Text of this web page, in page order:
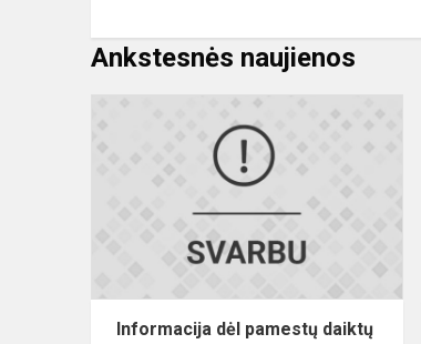
Ankstesnės naujienos
Informacija dėl pamestų daiktų